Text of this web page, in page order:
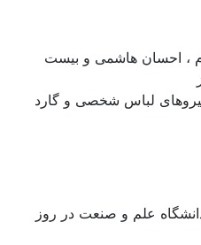
، احسان هاشمی و بیست
لباس شخصی و گارد
علم و صنعت در روز